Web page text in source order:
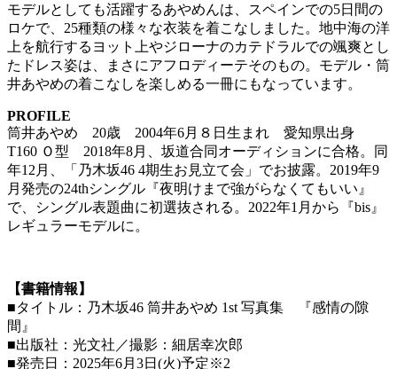
モデルとしても活躍するあやめんは、スペインでの5日間の
ロケで、25種類の様々な衣装を着こなしました。地中海の洋
上を航行するヨット上やジローナのカテドラルでの颯爽とし
たドレス姿は、まさにアフロディーテそのもの。モデル・筒
井あやめの着こなしを楽しめる一冊にもなっています。
PROFILE
筒井あやめ 20歳 2004年6月８日生まれ 愛知県出身
T160 Ｏ型 2018年8月、坂道合同オーディションに合格。同
年12月、「乃木坂46 4期生お見立て会」でお披露。2019年9
月発売の24thシングル『夜明けまで強がらなくてもいい』
で、シングル表題曲に初選抜される。2022年1月から『bis』
レギュラーモデルに。
【書籍情報】
■タイトル：乃木坂46 筒井あやめ 1st 写真集 『感情の隙
間』
■出版社：光文社／撮影：細居幸次郎
■発売日：2025年6月3日(火)予定※2